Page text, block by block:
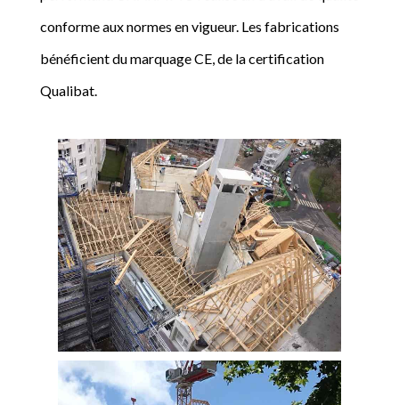
conforme aux normes en vigueur. Les fabrications
bénéficient du marquage CE, de la certification
Qualibat.